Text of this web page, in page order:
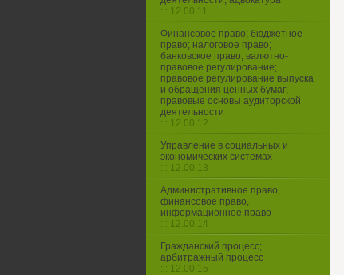
::: 12.00.11
Финансовое право; бюджетное
право; налоговое право;
банковское право; валютно-
правовое регулирование;
правовое регулирование выпуска
и обращения ценных бумаг;
правовые основы аудиторской
деятельности
::: 12.00.12
Управление в социальных и
экономических системах
::: 12.00.13
Административное право,
финансовое право,
информационное право
::: 12.00.14
Гражданский процесс;
арбитражный процесс
::: 12.00.15